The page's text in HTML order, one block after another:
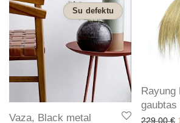
Su defektu
Vaza, Black metal
Rayung
gaubtas
229,00€